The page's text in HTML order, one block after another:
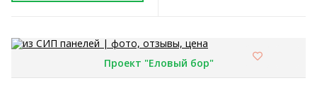
Проект "Еловый бор"